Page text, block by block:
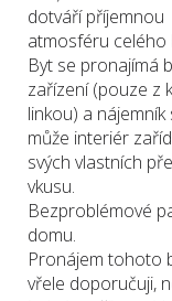
dotváří příjemnou
atmosféru celého
Byt se pronajímá
zařízení (pouze z
linkou) a nájemník
může interiér
svých vlastních
vkusu.
Bezproblémové
domu.
Pronájem tohoto
vřele doporučuji,